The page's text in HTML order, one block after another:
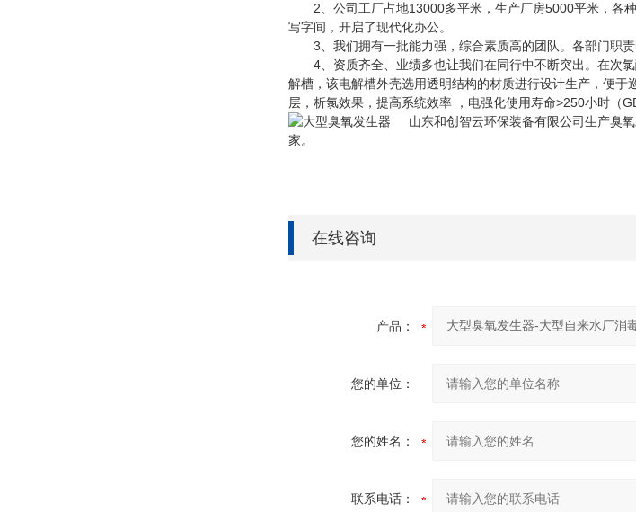
2、公司工厂占地13000多平米，生产厂房5000平米，各种
写字间，开启了现代化办公。
3、我们拥有一批能力强，综合素质高的团队。各部门职责
4、资质齐全、业绩多也让我们在同行中不断突出。在次
解槽，该电解槽外壳选用透明结构的材质进行设计生产，便
层，析氯效果，提高系统效率 ，电强化使用寿命>250小时（
山东和创智云环保装备有限公司生产臭氧
家。
在线咨询
产品：
您的单位：
您的姓名：
联系电话：